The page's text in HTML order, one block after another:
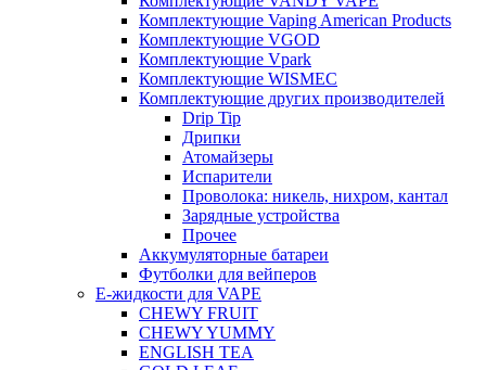
Комплектующие Vaping American Products
Комплектующие VGOD
Комплектующие Vpark
Комплектующие WISMEC
Комплектующие других производителей
Drip Tip
Дрипки
Атомайзеры
Испарители
Проволока: никель, нихром, кантал
Зарядные устройства
Прочее
Аккумуляторные батареи
Футболки для вейперов
Е-жидкости для VAPE
CHEWY FRUIT
CHEWY YUMMY
ENGLISH TEA